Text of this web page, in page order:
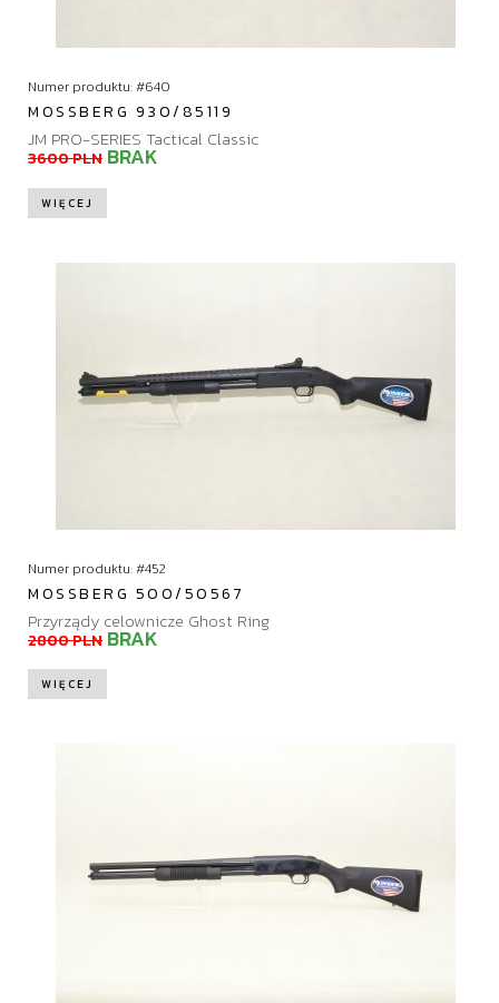
Numer produktu: #640
MOSSBERG 930/85119
JM PRO-SERIES Tactical Classic
3600 PLN BRAK
WIĘCEJ
Numer produktu: #452
MOSSBERG 500/50567
Przyrządy celownicze Ghost Ring
2800 PLN BRAK
WIĘCEJ